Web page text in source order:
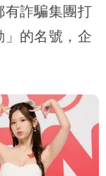
有詐騙集團打
的名號，企